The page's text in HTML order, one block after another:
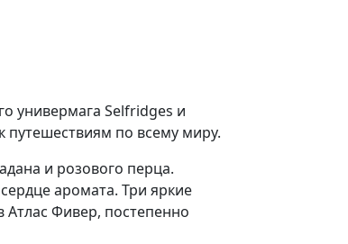
универмага Selfridges и
путешествиям по всему миру.
и розового перца.
аромата. Три яркие
Фивер, постепенно